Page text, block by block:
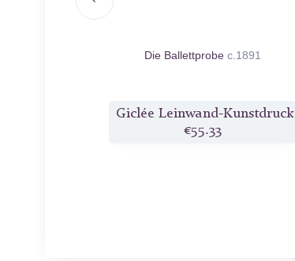
Die Ballettprobe c.1891
Giclée Leinwand-Kunstdruck
€55.33